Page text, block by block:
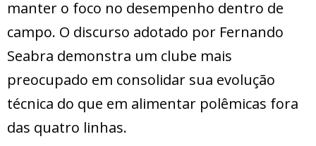
manter o foco no desempenho dentro de
campo. O discurso adotado por Fernando
Seabra demonstra um clube mais
preocupado em consolidar sua evolução
técnica do que em alimentar polêmicas fora
das quatro linhas.